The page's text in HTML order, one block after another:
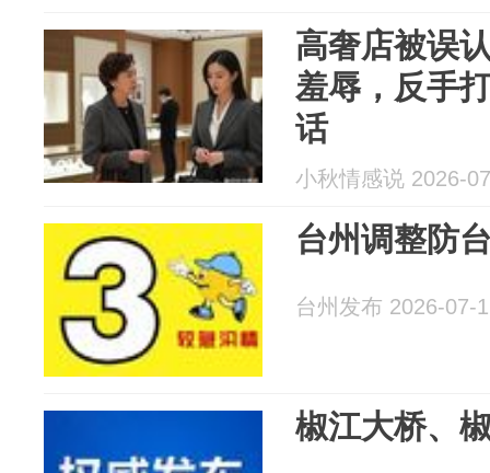
高奢店被误
羞辱，反手
话
小秋情感说 2026-
台州调整防
台州发布 2026-07-
椒江大桥、